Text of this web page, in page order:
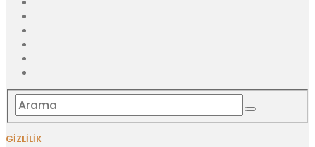
GİZLİLİK